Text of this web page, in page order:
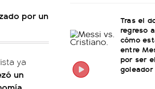
por un
ya
un
Tras el
regreso
cómo
entre
por ser